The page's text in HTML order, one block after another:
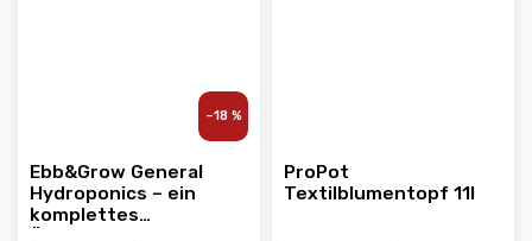
–18 %
Ebb&Grow General
Hydroponics – ein
komplettes
ProPot
Textilblumentopf 11l